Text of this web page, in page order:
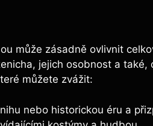
může​ zásadně​ ovlivnit
jejich⁢ osobnost a také,
⁣můžete zvážit:
nebo historickou ​éru⁢ a